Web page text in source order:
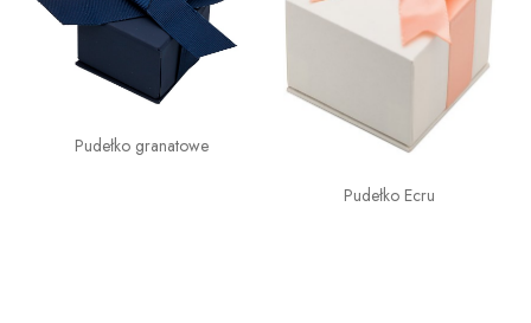
Pudełko granatowe
Pudełko Ecru